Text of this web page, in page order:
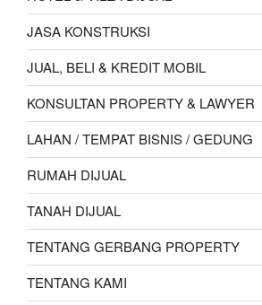
JASA KONSTRUKSI
JUAL, BELI & KREDIT MOBIL
KONSULTAN PROPERTY & LAWYER
LAHAN / TEMPAT BISNIS / GEDUNG
RUMAH DIJUAL
TANAH DIJUAL
TENTANG GERBANG PROPERTY
TENTANG KAMI